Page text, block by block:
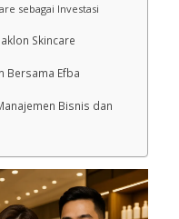
sebagai Investasi
Skincare
Bersama Efba
Bisnis dan